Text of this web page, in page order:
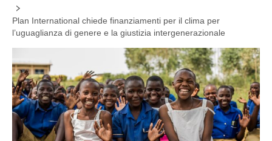
Plan International chiede finanziamenti per il clima per
l’uguaglianza di genere e la giustizia intergenerazionale